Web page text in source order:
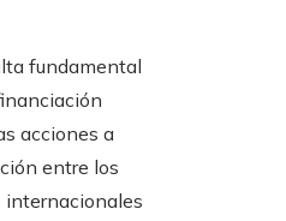
fundamental
acciones a
entre los
internacionales